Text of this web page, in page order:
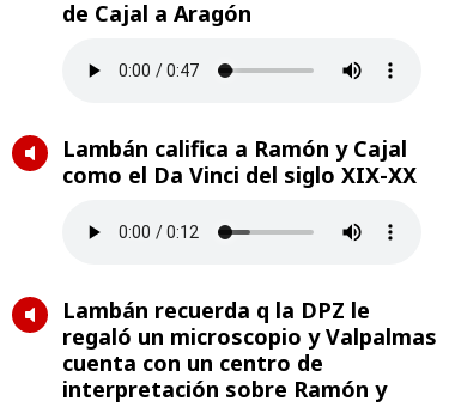
de Cajal a Aragón
Lambán califica a Ramón y Cajal
como el Da Vinci del siglo XIX-XX
Lambán recuerda q la DPZ le
regaló un microscopio y Valpalmas
cuenta con un centro de
interpretación sobre Ramón y